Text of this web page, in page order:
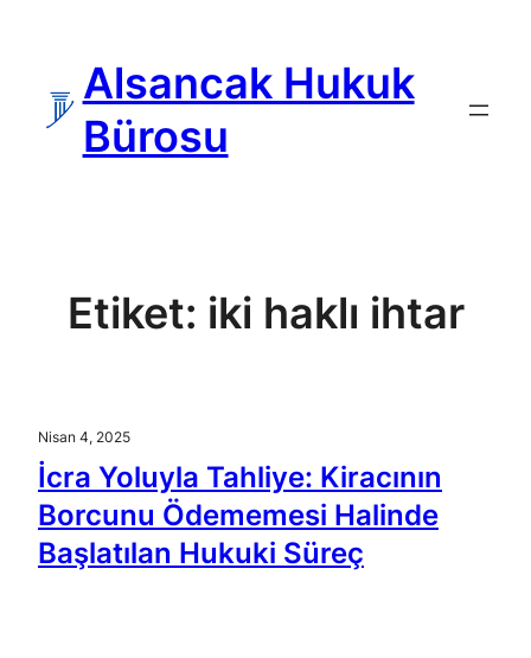
Alsancak Hukuk
Bürosu
Etiket: iki haklı ihtar
Nisan 4, 2025
İcra Yoluyla Tahliye: Kiracının
Borcunu Ödememesi Halinde
Başlatılan Hukuki Süreç